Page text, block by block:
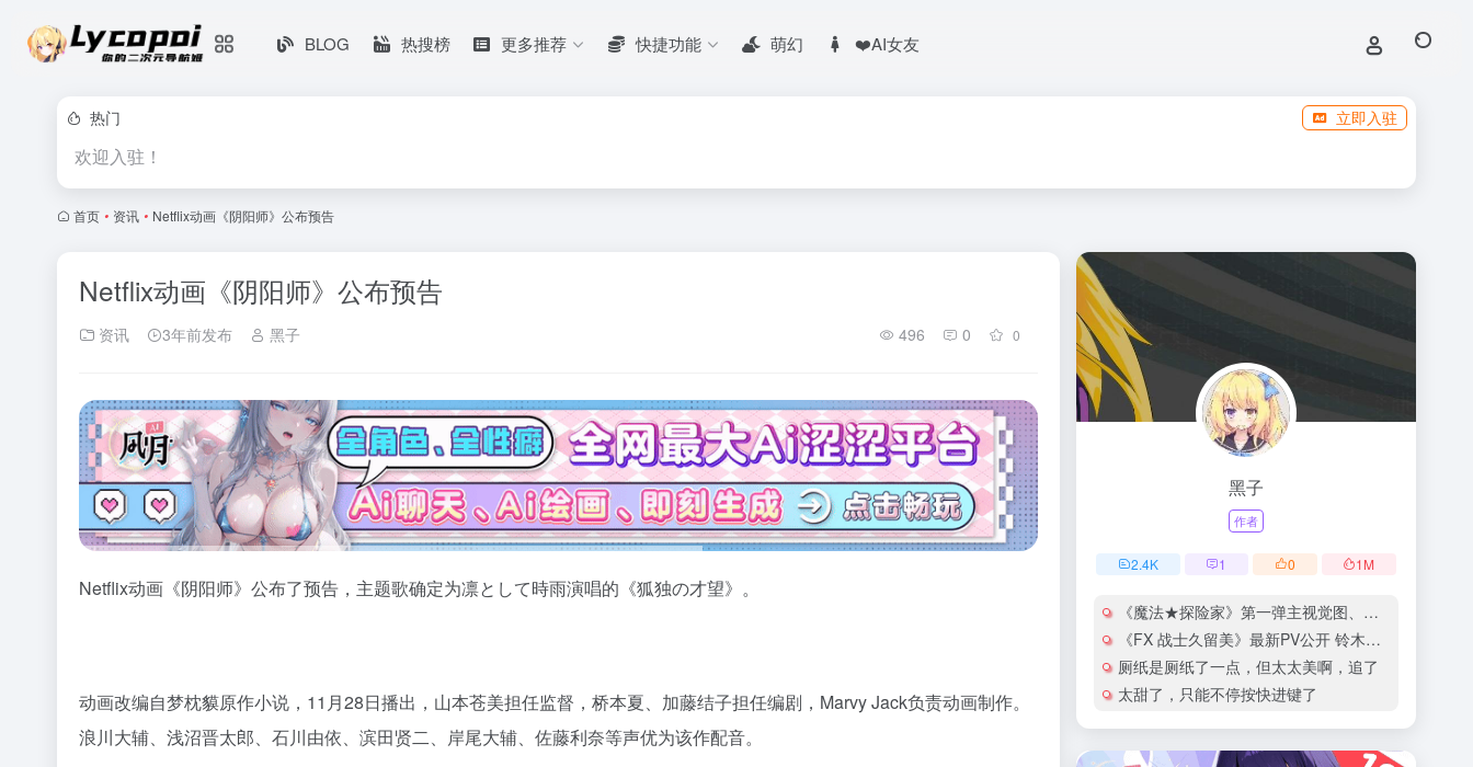
BLOG 热搜榜 更多推荐 快捷功能 萌幻 ❤️AI女友
热门 立即入驻
欢迎入驻！
首页 • 资讯 • Netflix动画《阴阳师》公布预告
Netflix动画《阴阳师》公布预告
资讯 3年前发布 黑子 496 0 0
Netflix动画《阴阳师》公布了预告，主题歌确定为凛として時雨演唱的《狐独の才望》。
动画改编自梦枕貘原作小说，11月28日播出，山本苍美担任监督，桥本夏、加藤结子担任编剧，Marvy Jack负责动画制作。
浪川大辅、浅沼晋太郎、石川由依、滨田贤二、岸尾大辅、佐藤利奈等声优为该作配音。
黑子
作者
2.4K 1 0 1M
《魔法★探险家》第一弹主视觉图、正式PV公开
《FX 战士久留美》最新PV公开 铃木爱奈献唱片尾曲
厕纸是厕纸了一点，但太太美啊，追了
太甜了，只能不停按快进键了